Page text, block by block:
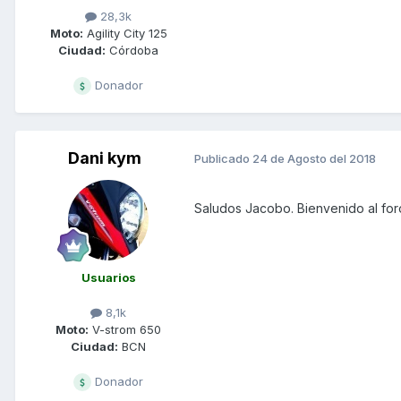
28,3k
Moto: Agility City 125
Ciudad: Córdoba
Donador
Dani kym
Usuarios
8,1k
Moto: V-strom 650
Ciudad: BCN
Donador
Publicado 24 de Agosto del 2018
Saludos Jacobo. Bienvenido al